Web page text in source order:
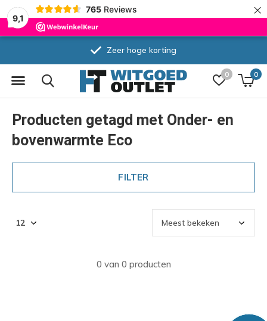
9,1
765 Reviews ×
0 0
Zeer hoge korting
Producten getagd met Onder- en
bovenwarmte Eco
FILTER
0 van 0 producten